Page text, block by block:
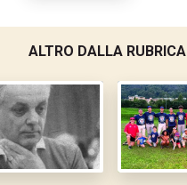
ALTRO DALLA RUBRICA